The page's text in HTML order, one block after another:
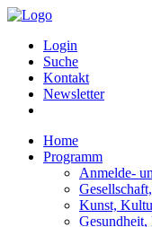
Login
Suche
Kontakt
Newsletter
Home
Programm
Anmelde-
Kunst,